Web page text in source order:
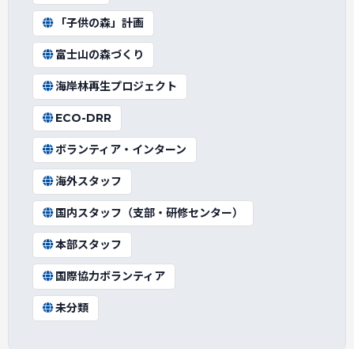
「子供の森」計画
富士山の森づくり
海岸林再生プロジェクト
ECO-DRR
ボランティア・インターン
海外スタッフ
国内スタッフ（支部・研修センター）
本部スタッフ
国際協力ボランティア
未分類